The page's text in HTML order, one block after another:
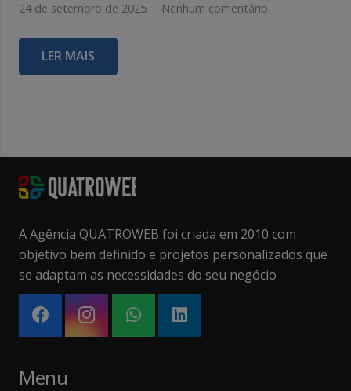
24 de setembro de 2025 Nenhum comentário
LER MAIS
A Agência QUATROWEB foi criada em 2010 com
objetivo bem definido e projetos personalizados que
se adaptam as necessidades do seu negócio
Menu